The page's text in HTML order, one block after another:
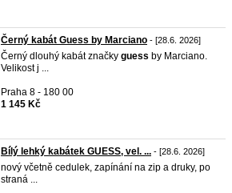
Černý kabát Guess by Marciano - [28.6. 2026]
Černý dlouhý kabát značky guess by Marciano.
Velikost j ...
Praha 8 - 180 00
1 145 Kč
Bílý lehký kabátek GUESS, vel. ... - [28.6. 2026]
nový včetně cedulek, zapínání na zip a druky, po
straná ...